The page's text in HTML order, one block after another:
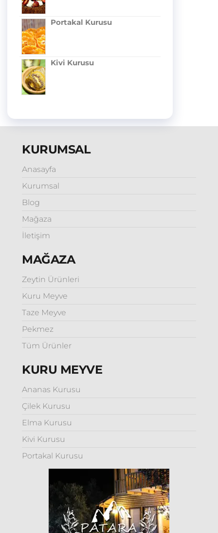
Portakal Kurusu
Kivi Kurusu
KURUMSAL
Anasayfa
Kurumsal
Blog
Mağaza
İletişim
MAĞAZA
Zeytin Ürünleri
Kuru Meyve
Taze Meyve
Pekmez
Tüm Ürünler
KURU MEYVE
Ananas Kurusu
Çilek Kurusu
Elma Kurusu
Kivi Kurusu
Portakal Kurusu